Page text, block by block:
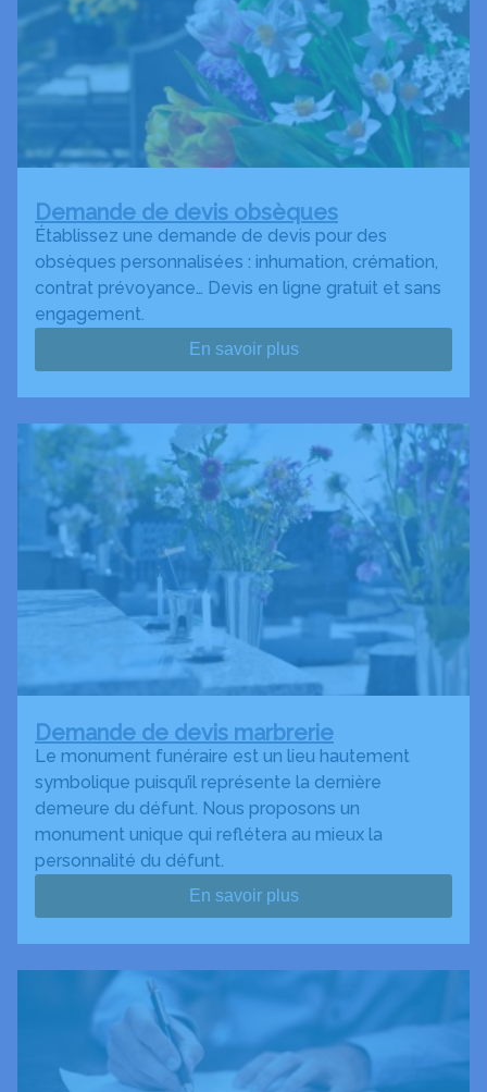
Demande de devis obsèques
Établissez une demande de devis pour des
obsèques personnalisées : inhumation, crémation,
contrat prévoyance… Devis en ligne gratuit et sans
engagement.
En savoir plus
Demande de devis marbrerie
Le monument funéraire est un lieu hautement
symbolique puisqu’il représente la dernière
demeure du défunt. Nous proposons un
monument unique qui reflétera au mieux la
personnalité du défunt.
En savoir plus